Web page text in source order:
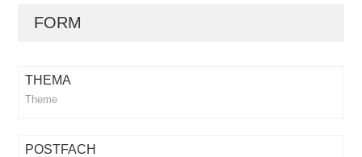
FORM
THEMA
POSTFACH